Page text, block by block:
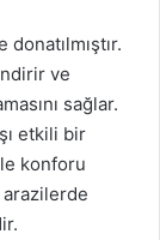
ve
sağlar.
etkili bir
konforu